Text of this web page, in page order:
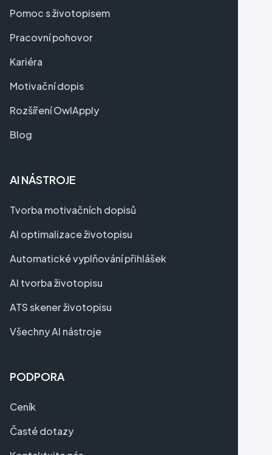
Pomoc s životopisem
Pracovní pohovor
Kariéra
Motivační dopis
Rozšíření OwlApply
Blog
AI NÁSTROJE
Tvorba motivačních dopisů
AI optimalizace životopisu
Automatické vyplňování přihlášek
AI tvorba životopisu
ATS skener životopisu
Všechny AI nástroje
PODPORA
Ceník
Časté dotazy